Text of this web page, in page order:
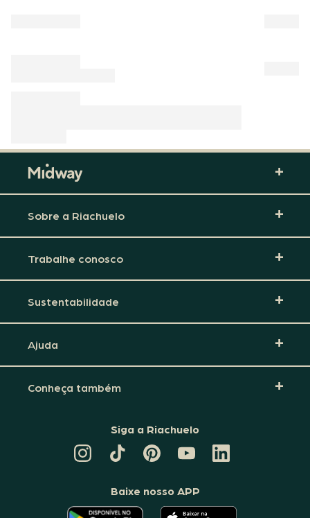
Sobre a Riachuelo
Trabalhe conosco
Sustentabilidade
Ajuda
Conheça também
Siga a Riachuelo
TIKTOK
DA
PINTEREST
DA
CANAL
DA
RIACHUELO
LINKEDIN
DA
Baixe nosso APP
O O